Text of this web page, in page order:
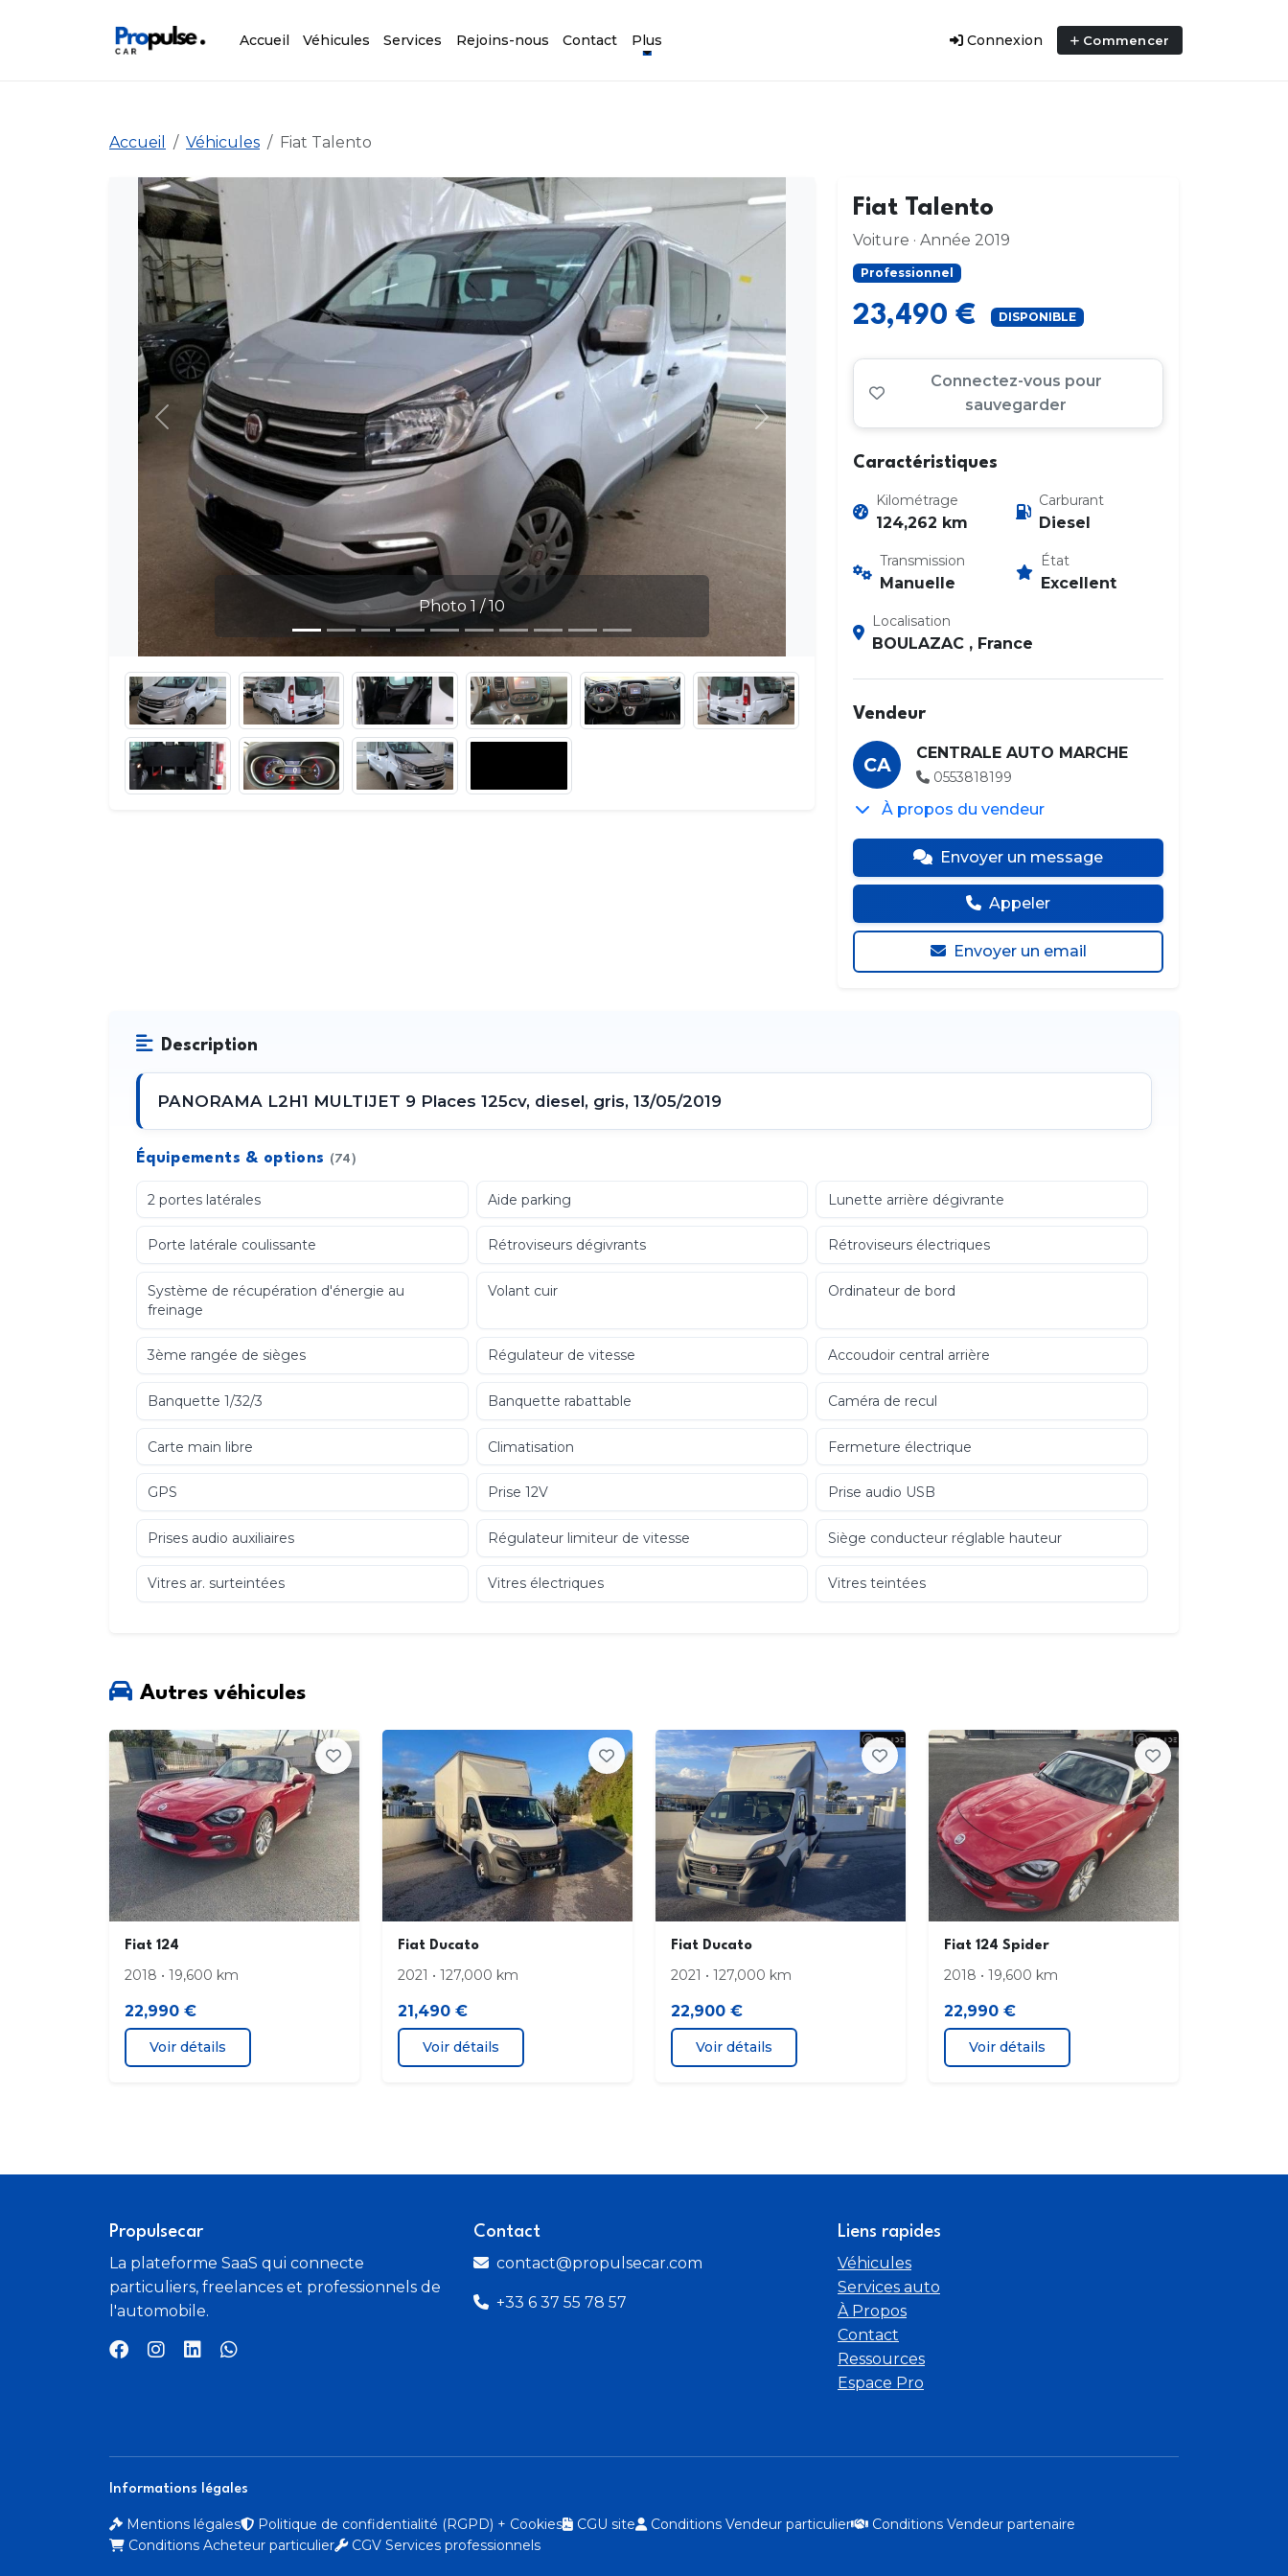
Accueil Véhicules Services Rejoins-nous Contact Plus Connexion Commencer
Accueil Véhicules Fiat Talento
Photo 1 / 10
Précédent Suivant
Fiat Talento
Voiture · Année 2019
Professionnel
23,490 € DISPONIBLE
Connectez-vous pour
sauvegarder
Caractéristiques
Kilométrage
124,262 km
Carburant
Diesel
Transmission
Manuelle
État
Excellent
Localisation
BOULAZAC , France
Vendeur
CA
CENTRALE AUTO MARCHE
0553818199
À propos du vendeur
Envoyer un message
Appeler
Envoyer un email
Description
PANORAMA L2H1 MULTIJET 9 Places 125cv, diesel, gris, 13/05/2019
Équipements & options (74)
2 portes latérales Aide parking Lunette arrière dégivrante
Porte latérale coulissante Rétroviseurs dégivrants Rétroviseurs électriques
Système de récupération d'énergie au
freinage
Volant cuir Ordinateur de bord
3ème rangée de sièges Régulateur de vitesse Accoudoir central arrière
Banquette 1/32/3 Banquette rabattable Caméra de recul
Carte main libre Climatisation Fermeture électrique
GPS Prise 12V Prise audio USB
Prises audio auxiliaires Régulateur limiteur de vitesse Siège conducteur réglable hauteur
Vitres ar. surteintées Vitres électriques Vitres teintées
Projecteurs antibrouillard Contrôle de pression des pneus EBD
Feux automatiques Fixations ISOFIX Kit téléphone main libre bluetooth
Phares av. de jour à LED 4 Haut parleurs Bacs de portes avant
Banquette arrière 3 places Banquette AV 2 places monobloc Boite à gants fermée
Boucliers AV et AR couleur caisse Ceintures avant ajustables en hauteur
Essuieglace arrière essuieglaces automatiques
Porte latérale arrière gauche Portes AR hayon Rangement sous siège passager avant
Siège conducteur avec réglage lombaire Sièges rang 2 déposables Sièges rang 3 déposables
Sièges rang 3 rabattables système audio Système Start & Stop
Tissu Brun Bark Vitres latérales coulissantes sur rang 2
Autres véhicules
Fiat 124
2018 • 19,600 km
22,990 €
Voir détails
Fiat Ducato
2021 • 127,000 km
21,490 €
Voir détails
Fiat Ducato
2021 • 127,000 km
22,900 €
Voir détails
Fiat 124 Spider
2018 • 19,600 km
22,990 €
Voir détails
Propulsecar
La plateforme SaaS qui connecte
particuliers, freelances et professionnels de
l'automobile.
Contact
contact@propulsecar.com
+33 6 37 55 78 57
Liens rapides
Véhicules
Services auto
À Propos
Contact
Ressources
Espace Pro
Informations légales
Mentions légales Politique de confidentialité (RGPD) + Cookies CGU site Conditions Vendeur particulier
Conditions Vendeur partenaire
Conditions Acheteur particulier
CGV Services professionnels